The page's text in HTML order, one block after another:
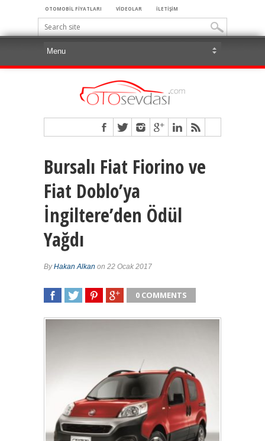
OTOMOBİL FİYATLARI VİDEOLAR İLETİŞİM
Bursalı Fiat Fiorino ve
Fiat Doblo’ya
İngiltere’den Ödül
Yağdı
ByHakan Alkan on 22 Ocak 2017
0 COMMENTS